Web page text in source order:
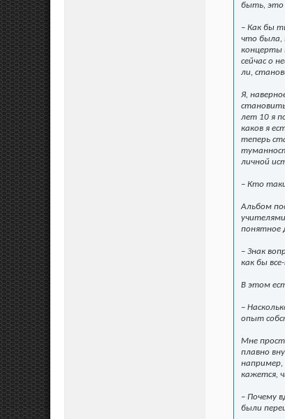
быть, это
– Как бы
что была,
концерты
сейчас о
ли,
Я,
лет 10 я
каков я
теперь
личной
– Кто
Альбом
понятное
– Знак
как бы
В этом
–
опыт
Мне
плавно
например,
кажется,
– Почему
были